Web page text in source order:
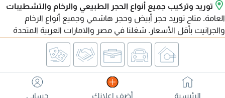
توريد وتركيب جميع أنواع الحجر الطبيعي والرخام والتشطيبات
العامة. متاح توريد حجر أبيض وحجر هاشمي وجميع أنواع الرخام
والجرانيت بأقل الأسعار. شغلنا في مصر والامارات العربية المتحدة
ومتاح تصدير لجميع الدول العربية. للتواصل
الرئيسية أضف اعلانك حسابي